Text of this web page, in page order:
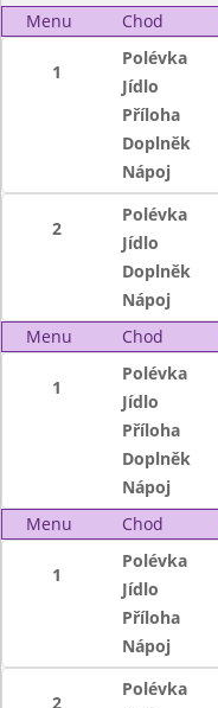
Menu Chod
1
Polévka
Jídlo
Příloha
Doplněk
Nápoj
2
Polévka
Jídlo
Doplněk
Nápoj
Menu
Chod
1
Polévka
Jídlo
Příloha
Doplněk
Nápoj
Menu
Chod
1
Polévka
Jídlo
Příloha
Nápoj
2
Polévka